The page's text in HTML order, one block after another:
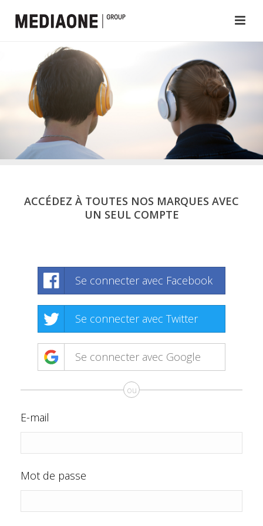
ACCÉDEZ À TOUTES NOS MARQUES AVEC
UN SEUL COMPTE
Se connecter avec Facebook
Se connecter avec Twitter
Se connecter avec Google
ou
E-mail
Mot de passe